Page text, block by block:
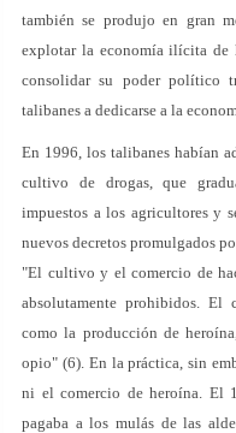
también se produjo en gran
explotar la economía ilícita de
consolidar su poder político
talibanes a dedicarse a la
En 1996, los talibanes habían
cultivo de drogas, que
impuestos a los agricultores y
nuevos decretos promulgados
"El cultivo y el comercio de
absolutamente prohibidos. El
como la producción de
opio" (6). En la práctica, sin
ni el comercio de heroína. El
pagaba a los mulás de las